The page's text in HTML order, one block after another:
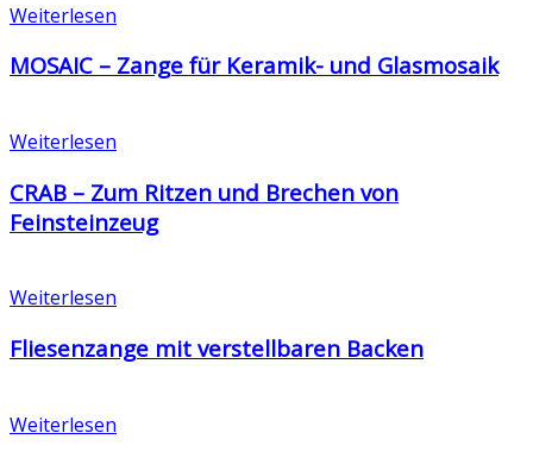
Weiterlesen
MOSAIC – Zange für Keramik- und Glasmosaik
Weiterlesen
CRAB – Zum Ritzen und Brechen von
Feinsteinzeug
Weiterlesen
Fliesenzange mit verstellbaren Backen
Weiterlesen